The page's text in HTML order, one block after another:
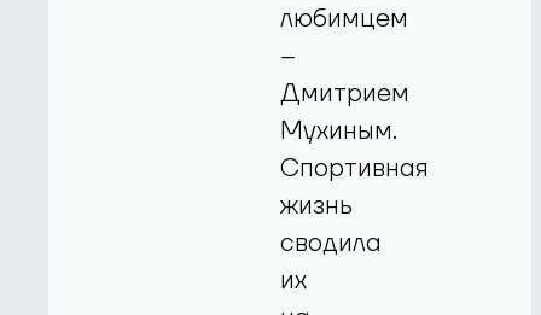
любимцем
–
Дмитрием
Мухиным.
Спортивная
жизнь
сводила
их